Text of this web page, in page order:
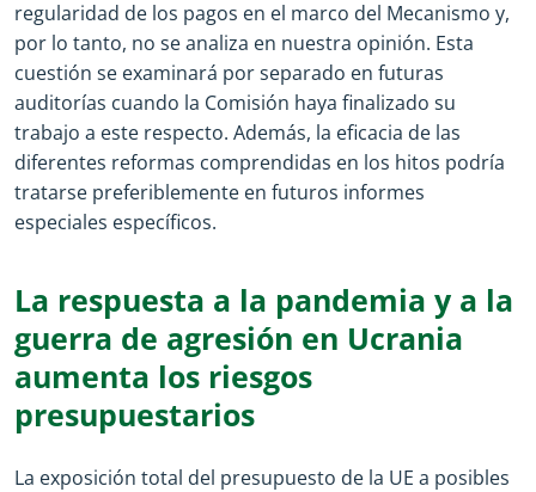
regularidad de los pagos en el marco del Mecanismo y,
por lo tanto, no se analiza en nuestra opinión. Esta
cuestión se examinará por separado en futuras
auditorías cuando la Comisión haya finalizado su
trabajo a este respecto. Además, la eficacia de las
diferentes reformas comprendidas en los hitos podría
tratarse preferiblemente en futuros informes
especiales específicos.
La respuesta a la pandemia y a la
guerra de agresión en Ucrania
aumenta los riesgos
presupuestarios
La exposición total del presupuesto de la UE a posibles